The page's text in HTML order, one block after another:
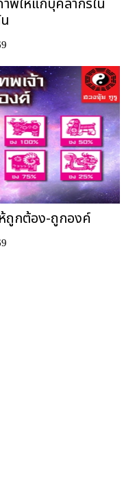
พให้แก่บุคลากรใน
ห้ถูกต้อง-ถูกองค์